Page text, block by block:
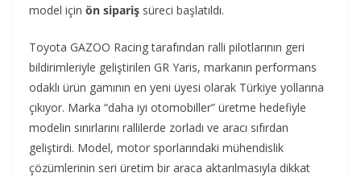
model için ön sipariş süreci başlatıldı.
Toyota GAZOO Racing tarafından ralli pilotlarının geri
bildirimleriyle geliştirilen GR Yaris, markanın performans
odaklı ürün gamının en yeni üyesi olarak Türkiye yollarına
çıkıyor. Marka “daha iyi otomobiller” üretme hedefiyle
modelin sınırlarını rallilerde zorladı ve aracı sıfırdan
geliştirdi. Model, motor sporlarındaki mühendislik
çözümlerinin seri üretim bir araca aktarılmasıyla dikkat